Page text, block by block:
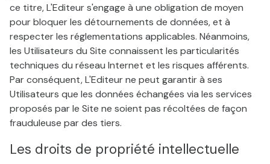
ce titre, L'Editeur s'engage à une obligation de moyen
pour bloquer les détournements de données, et à
respecter les réglementations applicables. Néanmoins,
les Utilisateurs du Site connaissent les particularités
techniques du réseau Internet et les risques afférents.
Par conséquent, L'Editeur ne peut garantir à ses
Utilisateurs que les données échangées via les services
proposés par le Site ne soient pas récoltées de façon
frauduleuse par des tiers.
Les droits de propriété intellectuelle